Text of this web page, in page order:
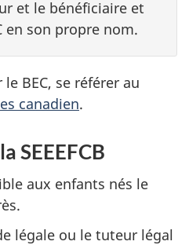
et le bénéficiaire et
en son propre nom.
BEC, se référer au
canadien.
SEEEFCB
aux enfants nés le
légale ou le tuteur légal